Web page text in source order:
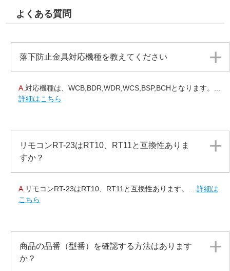
よくある質問
落下防止金具対応機種を教えてください
A. 対応機種は、WCB,BDR,WDR,WCS,BSP,BCHとなります。...
詳細はこちら
リモコンRT-23はRT10、RT11と互換性ありま
すか？
A. リモコンRT-23はRT10、RT11と互換性あります。... 詳細は
こちら
商品の品番（型番）を確認する方法はあります
か？